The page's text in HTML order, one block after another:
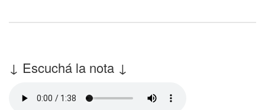
↓ Escuchá la nota ↓